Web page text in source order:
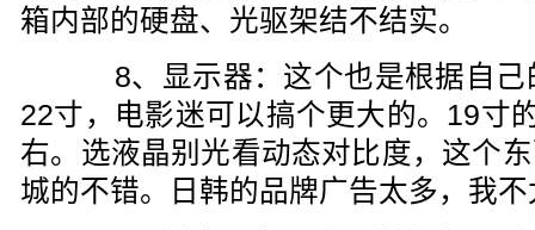
箱内部的硬盘、光驱架结不结实。
8、显示器：这个也是根据自己
22寸，电影迷可以搞个更大的。19寸
右。选液晶别光看动态对比度，这个
城的不错。日韩的品牌广告太多，我